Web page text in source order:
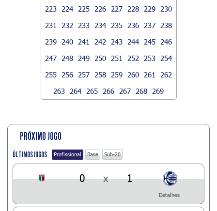
223
224 225 226 227 228 229
230
231
232 233 234 235 236 237
238
239
240 241 242 243 244 245
246
247
248 249 250 251 252 253
254
255
256 257 258 259 260 261
262
263
264 265 266 267 268 269
PRÓXIMO JOGO
ÚLTIMOS JOGOS Profissional Base Sub-20
0 x 1
Detalhes